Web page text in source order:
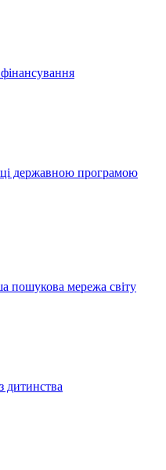
державною програмою
пошукова мережа світу
дитинства